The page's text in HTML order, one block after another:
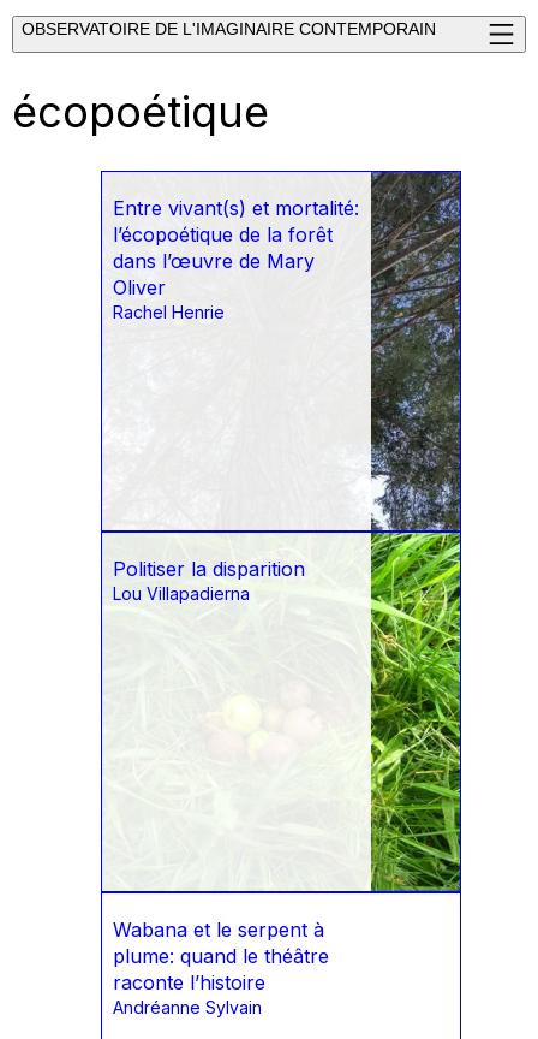
OBSERVATOIRE DE L'IMAGINAIRE CONTEMPORAIN
écopoétique
Entre vivant(s) et mortalité:
l’écopoétique de la forêt
dans l’œuvre de Mary
Oliver
Rachel Henrie
Politiser la disparition
Lou Villapadierna
Wabana et le serpent à
plume: quand le théâtre
raconte l’histoire
Andréanne Sylvain